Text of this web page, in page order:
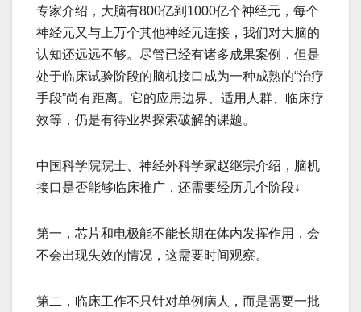
专家介绍，大脑有800亿到1000亿个神经元，每个
神经元又与上万个其他神经元连接，我们对大脑的
认知还远远不够。尽管已经有诸多成果案例，但是
处于临床试验阶段的脑机接口成为一种成熟的“治疗
手段”尚有距离。它的应用边界、适用人群、临床疗
效等，仍是有待业界探索破解的课题。
中国科学院院士、神经外科学家赵继宗介绍，脑机
接口是否能够临床推广，还需要经历几个阶段↓
第一，芯片和电极能不能长期在体内发挥作用，会
不会出现失效的情况，这需要时间观察。
第二，临床工作不只针对单例病人，而是需要一批